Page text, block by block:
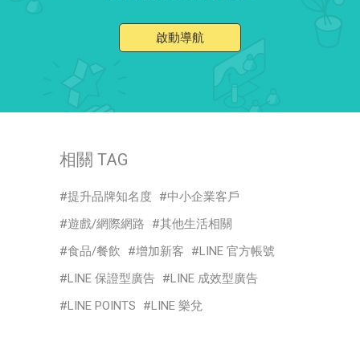
啟動導航
相關 TAG
提升品牌知名度
中小企業客戶
遊戲/網際網路
其他生活相關
食品/餐飲
增加新客
LINE 官方帳號
LINE 保證型廣告
LINE 成效型廣告
LINE POINTS
LINE 樂兌